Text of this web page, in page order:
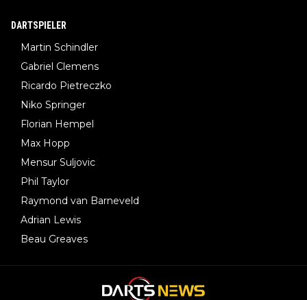
DARTSPIELER
Martin Schindler
Gabriel Clemens
Ricardo Pietreczko
Niko Springer
Florian Hempel
Max Hopp
Mensur Suljovic
Phil Taylor
Raymond van Barneveld
Adrian Lewis
Beau Greaves